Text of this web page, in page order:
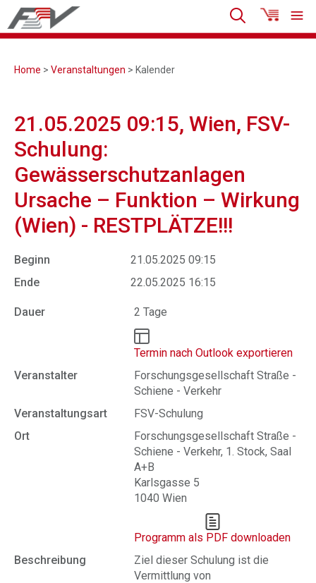
Home > Veranstaltungen > Kalender
21.05.2025 09:15, Wien, FSV-
Schulung:
Gewässerschutzanlagen
Ursache – Funktion – Wirkung
(Wien) - RESTPLÄTZE!!!
Beginn
21.05.2025 09:15
Ende
22.05.2025 16:15
Dauer 2 Tage
Termin nach Outlook exportieren
Veranstalter
Forschungsgesellschaft Straße -
Schiene - Verkehr
Veranstaltungsart
FSV-Schulung
Ort
Forschungsgesellschaft Straße -
Schiene - Verkehr, 1. Stock, Saal
A+B
Karlsgasse 5
1040 Wien
Programm als PDF downloaden
Beschreibung
Ziel dieser Schulung ist die
Vermittlung von